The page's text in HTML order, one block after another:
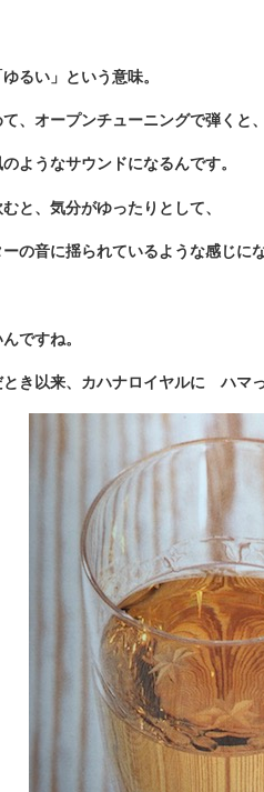
るい」という意味。
、オープンチューニングで弾くと、
ようなサウンドになるんです。
と、気分がゆったりとして、
の音に揺られているような感じに
ですね。
き以来、カハナロイヤルに ハマっ